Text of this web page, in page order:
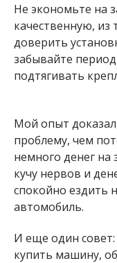
Не экономьте на
качественную, из
доверить
забывайте
подтягивать
Мой опыт
проблему, чем
немного денег на
кучу нервов и
спокойно ездить
автомобиль.
И еще один
купить машину,